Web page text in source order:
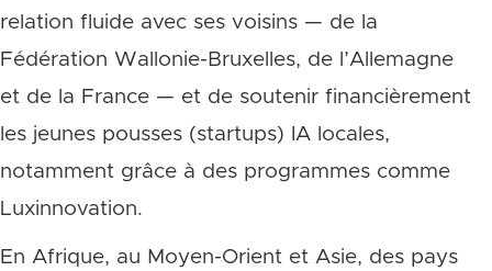
relation fluide avec ses voisins — de la
Fédération Wallonie-Bruxelles, de l’Allemagne
et de la France — et de soutenir financièrement
les jeunes pousses (startups) IA locales,
notamment grâce à des programmes comme
Luxinnovation.
En Afrique, au Moyen-Orient et Asie, des pays